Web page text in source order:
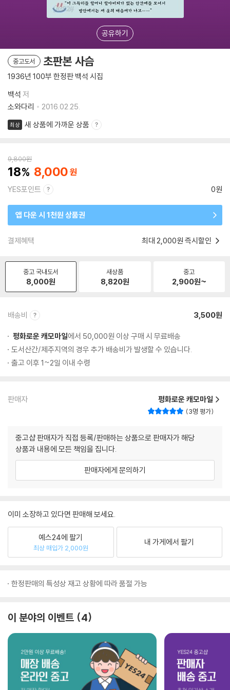
공유하기
중고도서 초판본 사슴
1936년 100부 한정판 백석 시집
백석 저
소와다리
2016.02.25.
최상 새 상품에 가까운 상품
9,800원
18 8,000
YES포인트 0원
앱 다운 시 1천원 상품권
결제혜택 최대 2,000원 즉시할인
중고 국내도서
8,000원
새상품
8,820원
중고
2,900원~
배송비 3,500원
평화로운 캐모마일에서 50,000원 이상 구매 시 무료배송
도서산간/제주지역의 경우 추가 배송비가 발생할 수 있습니다.
출고 이후 1~2일 이내 수령
판매자 평화로운 캐모마일
3명 평가
중고샵 판매자가 직접 등록/판매하는 상품으로 판매자가 해당
상품과 내용에 모든 책임을 집니다.
판매자에게 문의하기
이미 소장하고 있다면 판매해 보세요.
예스24에 팔기
최상 매입가 2,000원
내 가게에서 팔기
한정판매의 특성상 재고 상황에 따라 품절 가능
이 분야의 이벤트 4